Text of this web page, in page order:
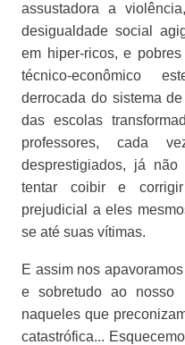
assustadora a
desigualdade social
em hiper-ricos, e
técnico-econômico
derrocada do sistema
das escolas
professores, cada
desprestigiados, já
tentar coibir e
prejudicial a eles
se até suas vítimas.
E assim nos
e sobretudo ao nosso
naqueles que
catastrófica...